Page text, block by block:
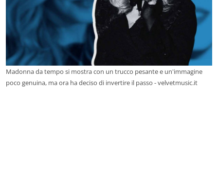
Madonna da tempo si mostra con un trucco pesante e un'immagine
poco genuina, ma ora ha deciso di invertire il passo - velvetmusic.it